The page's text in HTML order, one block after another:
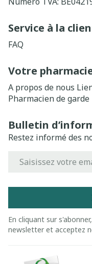
Service à la
FAQ
Votre
A propos de nous
Pharmacien de garde
Bulletin
Restez informé des
En cliquant sur
newsletter et acceptez